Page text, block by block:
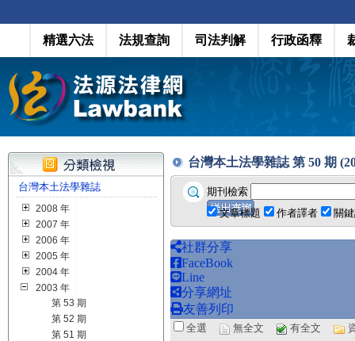
精選六法 法規查詢 司法判解 行政函釋
台灣本土法學雜誌
2008 年
2007 年
2006 年
2005 年
2004 年
2003 年
第 53 期
第 52 期
第 51 期
台灣本土法學雜誌 第 50 期
期刊檢索
文章標題
作者譯者 關
社群分享
FaceBook
Line
分享網址
友善列印
全選 無全文 有全文